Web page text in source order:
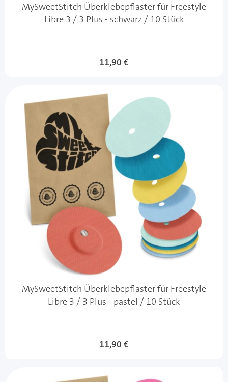
MySweetStitch Überklebepflaster für Freestyle
Libre 3 / 3 Plus - schwarz / 10 Stück
11,90 €
MySweetStitch Überklebepflaster für Freestyle
Libre 3 / 3 Plus - pastel / 10 Stück
11,90 €